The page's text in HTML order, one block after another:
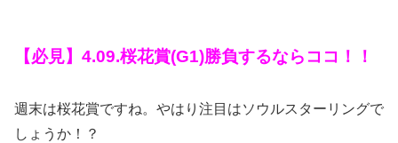
【必見】4.09.桜花賞(G1)勝負するならココ！！
週末は桜花賞ですね。やはり注目はソウルスターリングで
しょうか！？